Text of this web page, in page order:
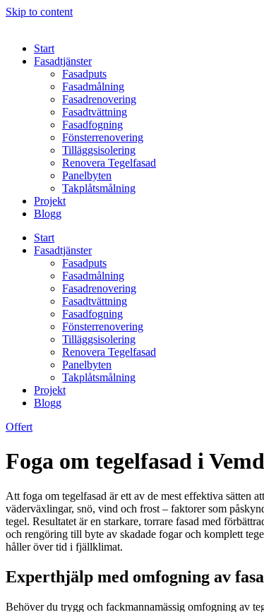
Skip to content
Start
Fasadtjänster
Fasadputs
Fasadmålning
Fasadrenovering
Fasadtvättning
Fasadfogning
Fönsterrenovering
Tilläggsisolering
Renovera Tegelfasad
Panelbyten
Takplåtsmålning
Projekt
Blogg
Start
Fasadtjänster
Fasadputs
Fasadmålning
Fasadrenovering
Fasadtvättning
Fasadfogning
Fönsterrenovering
Tilläggsisolering
Renovera Tegelfasad
Panelbyten
Takplåtsmålning
Projekt
Blogg
Offert
Foga om tegelfasad i
Att foga om tegelfasad är ett av de mest effektiva sätten
väderväxlingar, snö, vind och frost – faktorer som
tegel. Resultatet är en starkare, torrare fasad med
och rengöring till byte av skadade fogar och komplett
håller över tid i fjällklimat.
Experthjälp med omfogning av
Behöver du trygg och fackmannamässig omfogning av